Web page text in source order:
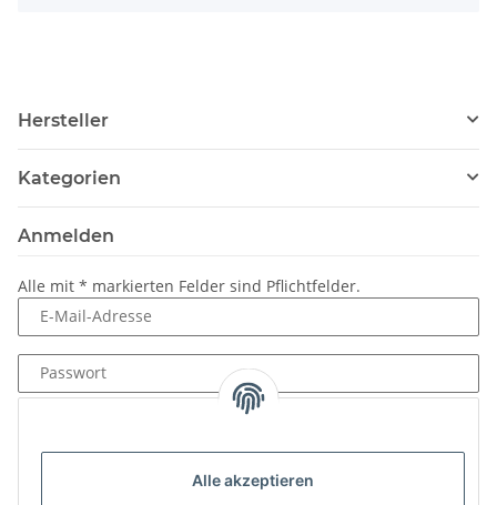
Alle akzeptieren
Hersteller
Kategorien
Anmelden
Alle mit * markierten Felder sind Pflichtfelder.
E-Mail-Adresse
Passwort